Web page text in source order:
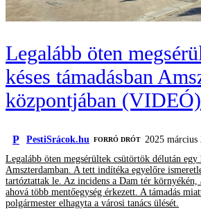
Legalább öten
késes támadásban
központjában (VIDEÓ)
P PestiSrácok.hu FORRÓ DRÓT
2025 március
Legalább öten megsérültek csütörtök délután egy
Amszterdamban. A tett indítéka egyelőre
tartóztattak le. Az incidens a Dam tér környékén,
ahová több mentőegység érkezett. A támadás
polgármester elhagyta a városi tanács ülését.